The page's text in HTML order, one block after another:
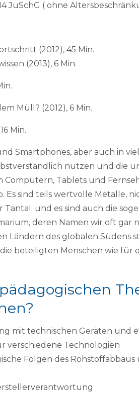
JuSchG ( ohne
(2012), 45 Min.
(2013), 6 Min.
Müll? (2012), 6 Min.
Min.
Smartphones, aber auch in
nutzen und die
Computern, Tablets und
Es sind teils wertvolle Metalle,
und es sind auch die
deren Namen wir oft gar
Ländern des globalen Südens
beteiligten Menschen wie für
mit technischen Geräten und
verschiedene Technologien
Folgen des